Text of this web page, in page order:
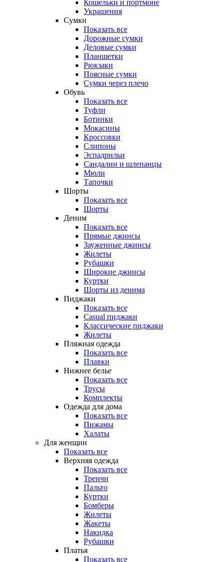
Кошельки и портмоне
Украшения
Сумки
Показать все
Дорожные сумки
Деловые сумки
Планшетки
Рюкзаки
Поясные сумки
Сумки через плечо
Обувь
Показать все
Туфли
Ботинки
Мокасины
Кроссовки
Слипоны
Эспадрильи
Сандалии и шлепанцы
Мюли
Тапочки
Шорты
Показать все
Шорты
Деним
Показать все
Прямые джинсы
Зауженные джинсы
Жилеты
Рубашки
Широкие джинсы
Куртки
Шорты из денима
Пиджаки
Показать все
Casual пиджаки
Классические пиджаки
Жилеты
Пляжная одежда
Показать все
Плавки
Нижнее белье
Показать все
Трусы
Комплекты
Одежда для дома
Показать все
Пижамы
Халаты
Для женщин
Показать все
Верхняя одежда
Показать все
Тренчи
Пальто
Куртки
Бомберы
Жилеты
Жакеты
Накидка
Рубашки
Платья
Показать все